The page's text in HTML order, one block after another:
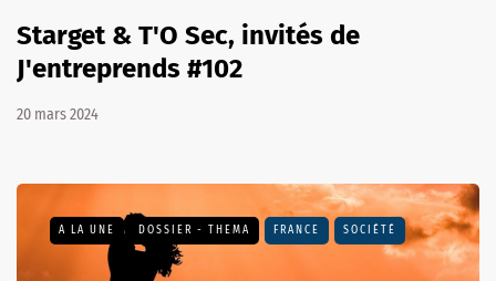
Starget & T'O Sec, invités de
J'entreprends #102
20 mars 2024
A LA UNE DOSSIER - THEMA FRANCE SOCIÉTÉ